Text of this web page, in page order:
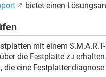
bietet einen
mit einem
die Festplatte zu
die eine